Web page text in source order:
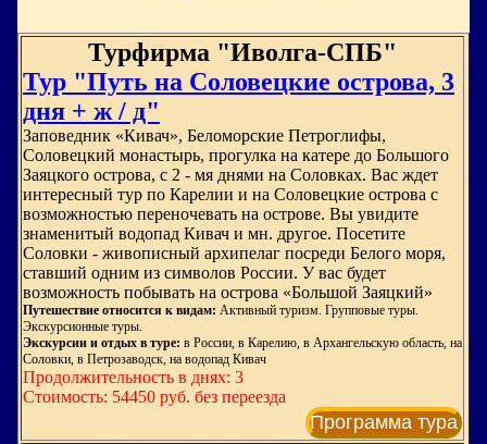
Турфирма "Иволга-СПБ"
Тур "Путь на Соловецкие острова, 3
дня + ж / д"
Заповедник «Кивач», Беломорские Петроглифы,
Соловецкий монастырь, прогулка на катере до Большого
Заяцкого острова, с 2 - мя днями на Соловках. Вас ждет
интересный тур по Карелии и на Соловецкие острова с
возможностью переночевать на острове. Вы увидите
знаменитый водопад Кивач и мн. другое. Посетите
Соловки - живописный архипелаг посреди Белого моря,
ставший одним из символов России. У вас будет
возможность побывать на острова «Большой Заяцкий»
Путешествие относится к видам: Активный туризм. Групповые туры.
Экскурсионные туры.
Экскурсии и отдых в туре: в России, в Карелию, в Архангельскую область, на
Соловки, в Петрозаводск, на водопад Кивач
Продолжительность в днях: 3
Стоимость: 54450 руб. без переезда
Программа тура